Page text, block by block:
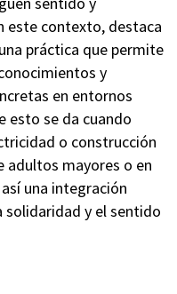
este contexto, destaca
práctica que permite
y
en entornos
esto se da cuando
o construcción
adultos mayores o en
una integración
y el sentido